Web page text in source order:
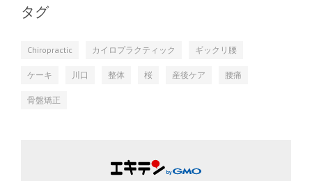
タグ
Chiropractic カイロプラクティック ギックリ腰
ケーキ 川口 整体 桜 産後ケア 腰痛
骨盤矯正